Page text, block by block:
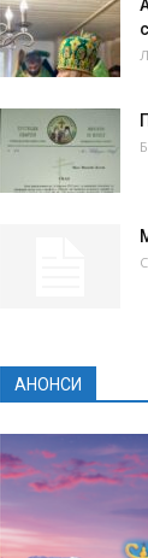
АНОНСИ